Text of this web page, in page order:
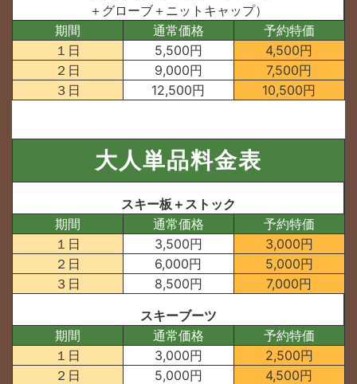
＋グローブ＋ニットキャップ）
期間
通常価格
予約特価
１日
5,500円
4,500円
２日
9,000円
7,500円
３日
12,500円 10,500円
大人単品料金表
スキー板＋ストック
期間
通常価格
予約特価
１日
3,500円
3,000円
２日
6,000円
5,000円
３日
8,500円
7,000円
スキーブーツ
期間
通常価格
予約特価
１日
3,000円
2,500円
２日
5,000円
4,500円